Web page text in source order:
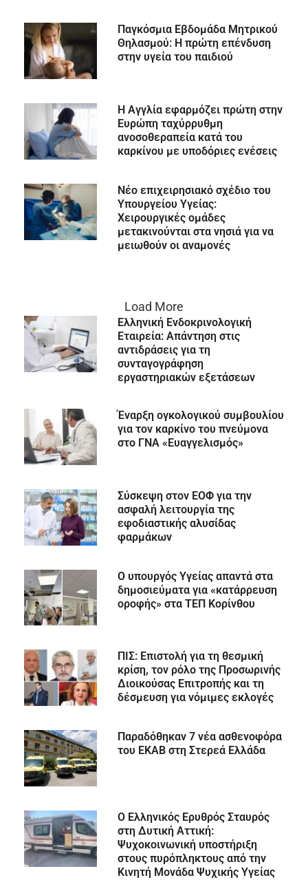
Παγκόσμια Εβδομάδα Μητρικού
Θηλασμού: Η πρώτη επένδυση
στην υγεία του παιδιού
Η Αγγλία εφαρμόζει πρώτη στην
Ευρώπη ταχύρρυθμη
ανοσοθεραπεία κατά του
καρκίνου με υποδόριες ενέσεις
Νέο επιχειρησιακό σχέδιο του
Υπουργείου Υγείας:
Χειρουργικές ομάδες
μετακινούνται στα νησιά για να
μειωθούν οι αναμονές
Load More
Ελληνική Ενδοκρινολογική
Εταιρεία: Απάντηση στις
αντιδράσεις για τη
συνταγογράφηση
εργαστηριακών εξετάσεων
Έναρξη ογκολογικού συμβουλίου
για τον καρκίνο του πνεύμονα
στο ΓΝΑ «Ευαγγελισμός»
Σύσκεψη στον ΕΟΦ για την
ασφαλή λειτουργία της
εφοδιαστικής αλυσίδας
φαρμάκων
Ο υπουργός Υγείας απαντά στα
δημοσιεύματα για «κατάρρευση
οροφής» στα ΤΕΠ Κορίνθου
ΠΙΣ: Επιστολή για τη θεσμική
κρίση, τον ρόλο της Προσωρινής
Διοικούσας Επιτροπής και τη
δέσμευση για νόμιμες εκλογές
Παραδόθηκαν 7 νέα ασθενοφόρα
του ΕΚΑΒ στη Στερεά Ελλάδα
Ο Ελληνικός Ερυθρός Σταυρός
στη Δυτική Αττική:
Ψυχοκοινωνική υποστήριξη
στους πυρόπληκτους από την
Κινητή Μονάδα Ψυχικής Υγείας